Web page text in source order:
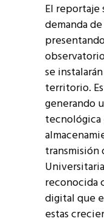
El reportaje
demanda
se
territorio.
generando
tecnológica
transmisión
reconocida
digital que
estas